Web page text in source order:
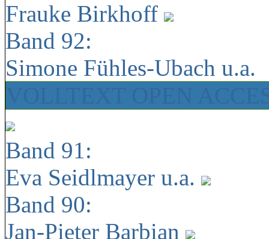
Frauke Birkhoff
Band 92:
Simone Fühles-Ubach u.a.
Band 91:
Eva Seidlmayer u.a.
Band 90:
Jan-Pieter Barbian